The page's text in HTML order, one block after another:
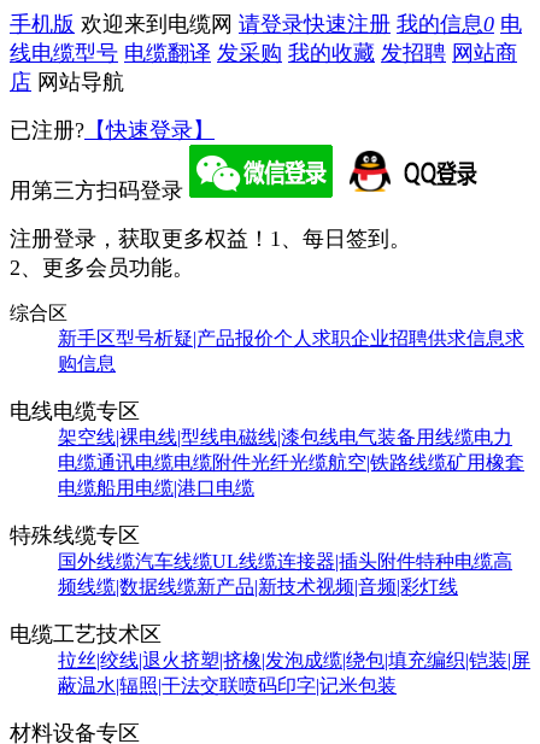
手机版 欢迎来到电缆网 请登录快速注册 我的信息0 电
线电缆型号 电缆翻译 发采购 我的收藏 发招聘 网站商
店 网站导航
已注册? 【快速登录】
用第三方扫码登录
注册登录，获取更多权益！ 1、每日签到。
2、更多会员功能。
综合区
新手区型号析疑|产品报价个人求职企业招聘供求信息求
购信息
电线电缆专区
架空线|裸电线|型线电磁线|漆包线电气装备用线缆电力
电缆通讯电缆电缆附件光纤光缆航空|铁路线缆矿用橡套
电缆船用电缆|港口电缆
特殊线缆专区
国外线缆汽车线缆UL线缆连接器|插头附件特种电缆高
频线缆|数据线缆新产品|新技术视频|音频|彩灯线
电缆工艺技术区
拉丝|绞线|退火挤塑|挤橡|发泡成缆|绕包|填充编织|铠装|屏
蔽温水|辐照|干法交联喷码印字|记米包装
材料设备专区